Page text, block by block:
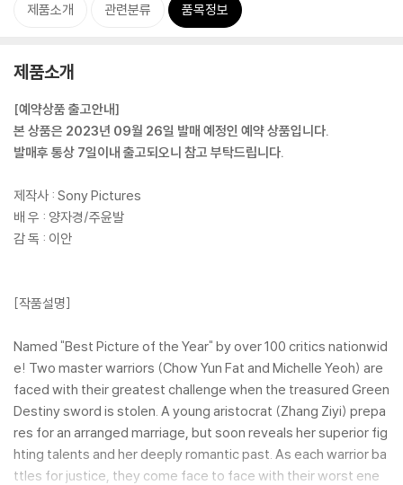
제품소개 관련분류 품목정보
제품소개
[예약상품 출고안내]
본 상품은 2023년 09월 26일 발매 예정인 예약 상품입니다.
발매후 통상 7일이내 출고되오니 참고 부탁드립니다.
제작사 : Sony Pictures
배 우 : 양자경/주윤발
감 독 : 이안
[작품설명]
Named "Best Picture of the Year" by over 100 critics nationwid
e! Two master warriors (Chow Yun Fat and Michelle Yeoh) are
faced with their greatest challenge when the treasured Green
Destiny sword is stolen. A young aristocrat (Zhang Ziyi) prepa
res for an arranged marriage, but soon reveals her superior fig
hting talents and her deeply romantic past. As each warrior ba
ttles for justice, they come face to face with their worst ene